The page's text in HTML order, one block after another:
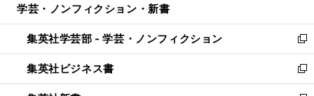
開
く
ウ
で
開
く
ン
ド
ウ
で
開
ウ
ィ
ン
ド
ウ
学芸・ノンフィクション・新書
集英社学芸部 - 学芸・ノンフィクション
新
し
い
ウ
集英社ビジネス書
新
し